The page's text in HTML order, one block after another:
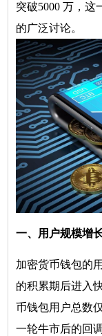
突破5000 万，这
的广泛讨论。
一、用户规模增
加密货币钱包的
的积累期后进入
币钱包用户总数
一轮牛市后的回